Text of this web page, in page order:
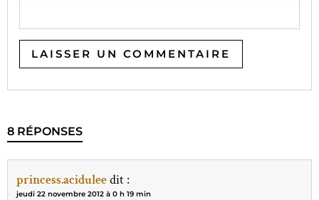
8 RÉPONSES
princess.aciduleedit :
jeudi 22 novembre 2012 à 0 h 19 min